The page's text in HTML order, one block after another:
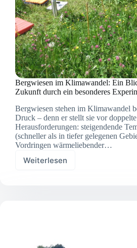
Bergwiesen im Klimawandel: Ein
Zukunft durch ein besonderes
Bergwiesen stehen im Klimawandel
Druck – denn er stellt sie vor doppelte
Herausforderungen: steigendende
(schneller als in tiefer gelegenen
Vordringen wärmeliebender…
Weiterlesen
Bergwiesen
durch